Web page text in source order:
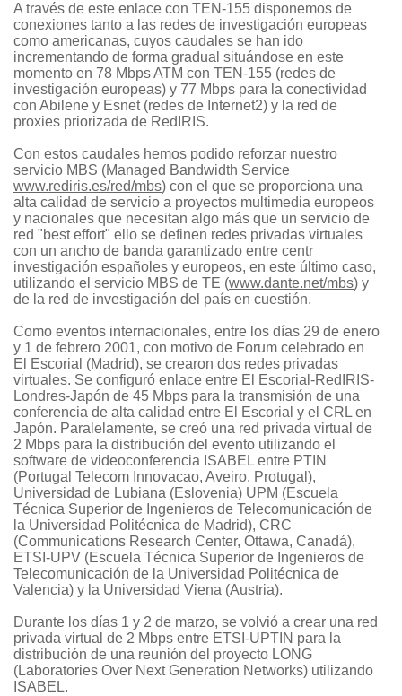
A través de este enlace con TEN-155 disponemos de
conexiones tanto a las redes de investigación europeas
como americanas, cuyos caudales se han ido
incrementando de forma gradual situándose en este
momento en 78 Mbps ATM con TEN-155 (redes de
investigación europeas) y 77 Mbps para la conectividad
con Abilene y Esnet (redes de Internet2) y la red de
proxies priorizada de RedIRIS.
Con estos caudales hemos podido reforzar nuestro
servicio MBS (Managed Bandwidth Service
www.rediris.es/red/mbs) con el que se proporciona una
alta calidad de servicio a proyectos multimedia europeos
y nacionales que necesitan algo más que un servicio de
red "best effort" ello se definen redes privadas virtuales
con un ancho de banda garantizado entre centr
investigación españoles y europeos, en este último caso,
utilizando el servicio MBS de TE (www.dante.net/mbs) y
de la red de investigación del país en cuestión.
Como eventos internacionales, entre los días 29 de enero
y 1 de febrero 2001, con motivo de Forum celebrado en
El Escorial (Madrid), se crearon dos redes privadas
virtuales. Se configuró enlace entre El Escorial-RedIRIS-
Londres-Japón de 45 Mbps para la transmisión de una
conferencia de alta calidad entre El Escorial y el CRL en
Japón. Paralelamente, se creó una red privada virtual de
2 Mbps para la distribución del evento utilizando el
software de videoconferencia ISABEL entre PTIN
(Portugal Telecom Innovacao, Aveiro, Protugal),
Universidad de Lubiana (Eslovenia) UPM (Escuela
Técnica Superior de Ingenieros de Telecomunicación de
la Universidad Politécnica de Madrid), CRC
(Communications Research Center, Ottawa, Canadá),
ETSI-UPV (Escuela Técnica Superior de Ingenieros de
Telecomunicación de la Universidad Politécnica de
Valencia) y la Universidad Viena (Austria).
Durante los días 1 y 2 de marzo, se volvió a crear una red
privada virtual de 2 Mbps entre ETSI-UPTIN para la
distribución de una reunión del proyecto LONG
(Laboratories Over Next Generation Networks) utilizando
ISABEL.